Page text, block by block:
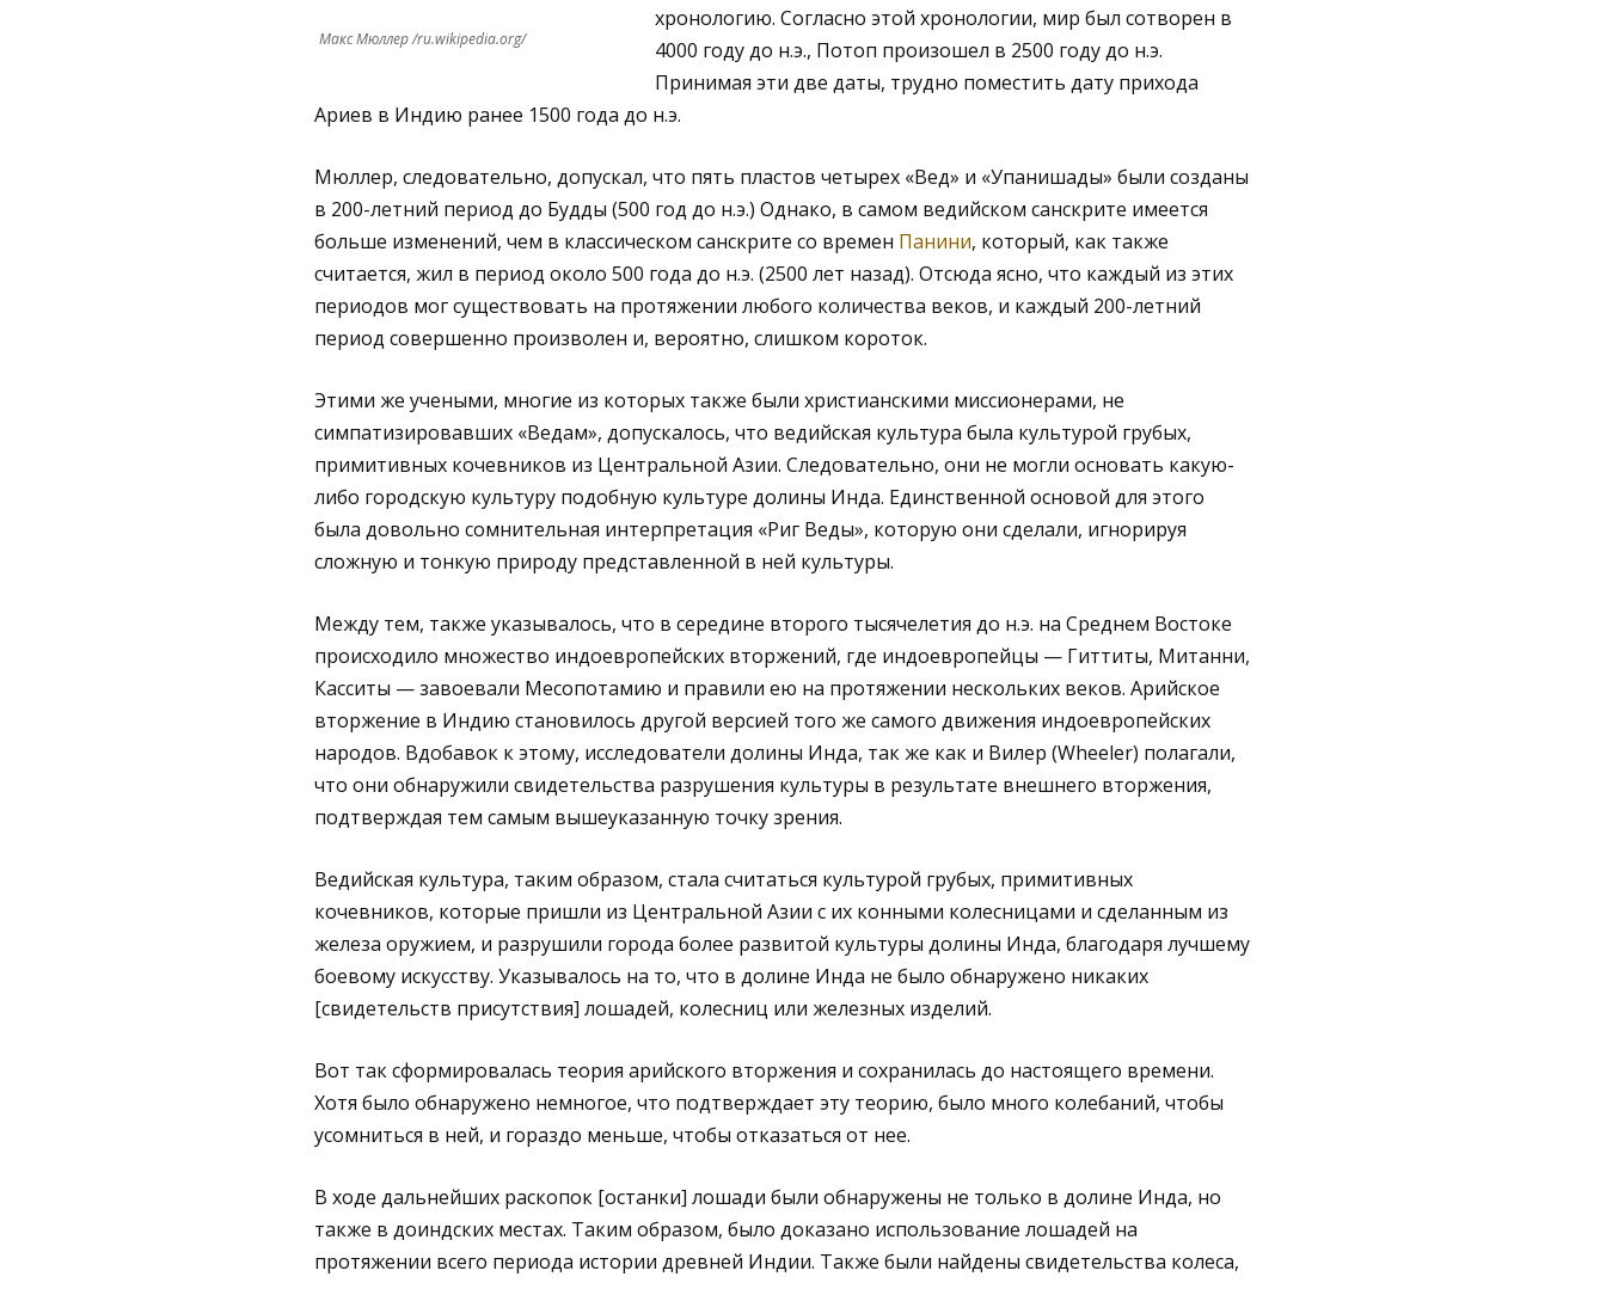
Макс Мюллер /ru.wikipedia.org/
хронологию. Согласно этой хронологии, мир был сотворен в
4000 году до н.э., Потоп произошел в 2500 году до н.э.
Принимая эти две даты, трудно поместить дату прихода
Ариев в Индию ранее 1500 года до н.э.
Мюллер, следовательно, допускал, что пять пластов четырех «Вед» и «Упанишады» были созданы
в 200-летний период до Будды (500 год до н.э.) Однако, в самом ведийском санскрите имеется
больше изменений, чем в классическом санскрите со времен Панини, который, как также
считается, жил в период около 500 года до н.э. (2500 лет назад). Отсюда ясно, что каждый из этих
периодов мог существовать на протяжении любого количества веков, и каждый 200-летний
период совершенно произволен и, вероятно, слишком короток.
Этими же учеными, многие из которых также были христианскими миссионерами, не
симпатизировавших «Ведам», допускалось, что ведийская культура была культурой грубых,
примитивных кочевников из Центральной Азии. Следовательно, они не могли основать какую-
либо городскую культуру подобную культуре долины Инда. Единственной основой для этого
была довольно сомнительная интерпретация «Риг Веды», которую они сделали, игнорируя
сложную и тонкую природу представленной в ней культуры.
Между тем, также указывалось, что в середине второго тысячелетия до н.э. на Среднем Востоке
происходило множество индоевропейских вторжений, где индоевропейцы — Гиттиты, Митанни,
Касситы — завоевали Месопотамию и правили ею на протяжении нескольких веков. Арийское
вторжение в Индию становилось другой версией того же самого движения индоевропейских
народов. Вдобавок к этому, исследователи долины Инда, так же как и Вилер (Wheeler) полагали,
что они обнаружили свидетельства разрушения культуры в результате внешнего вторжения,
подтверждая тем самым вышеуказанную точку зрения.
Ведийская культура, таким образом, стала считаться культурой грубых, примитивных
кочевников, которые пришли из Центральной Азии с их конными колесницами и сделанным из
железа оружием, и разрушили города более развитой культуры долины Инда, благодаря лучшему
боевому искусству. Указывалось на то, что в долине Инда не было обнаружено никаких
[свидетельств присутствия] лошадей, колесниц или железных изделий.
Вот так сформировалась теория арийского вторжения и сохранилась до настоящего времени.
Хотя было обнаружено немногое, что подтверждает эту теорию, было много колебаний, чтобы
усомниться в ней, и гораздо меньше, чтобы отказаться от нее.
В ходе дальнейших раскопок [останки] лошади были обнаружены не только в долине Инда, но
также в доиндских местах. Таким образом, было доказано использование лошадей на
протяжении всего периода истории древней Индии. Также были найдены свидетельства колеса,